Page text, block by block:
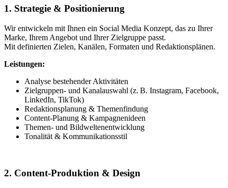
1. Strategie & Positionierung
Wir entwickeln mit Ihnen ein Social Media Konzept, das zu Ihrer
Marke, Ihrem Angebot und Ihrer Zielgruppe passt.
Mit definierten Zielen, Kanälen, Formaten und Redaktionsplänen.
Leistungen:
Analyse bestehender Aktivitäten
Zielgruppen- und Kanalauswahl (z. B. Instagram, Facebook,
LinkedIn, TikTok)
Redaktionsplanung & Themenfindung
Content-Planung & Kampagnenideen
Themen- und Bildweltenentwicklung
Tonalität & Kommunikationsstil
2. Content-Produktion & Design